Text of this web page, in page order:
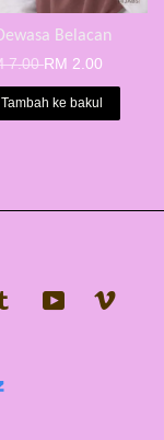
Belacan
7.00RM 2.00
Tambah ke bakul
Tumblr YouTube